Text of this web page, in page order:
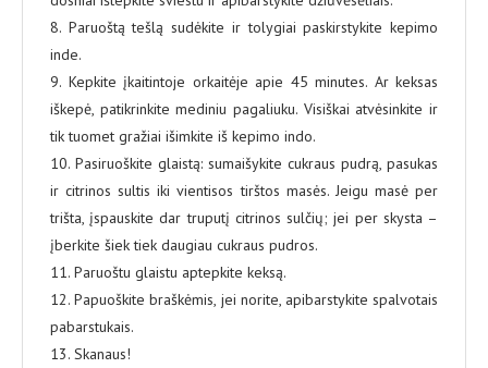
8. Paruoštą tešlą sudėkite ir tolygiai paskirstykite kepimo
inde.
9. Kepkite įkaitintoje orkaitėje apie 45 minutes. Ar keksas
iškepė, patikrinkite mediniu pagaliuku. Visiškai atvėsinkite ir
tik tuomet gražiai išimkite iš kepimo indo.
10. Pasiruoškite glaistą: sumaišykite cukraus pudrą, pasukas
ir citrinos sultis iki vientisos tirštos masės. Jeigu masė per
trišta, įspauskite dar truputį citrinos sulčių; jei per skysta –
įberkite šiek tiek daugiau cukraus pudros.
11. Paruoštu glaistu aptepkite keksą.
12. Papuoškite braškėmis, jei norite, apibarstykite spalvotais
pabarstukais.
13. Skanaus!